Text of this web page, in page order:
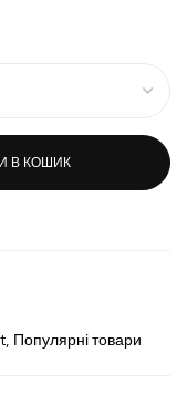
В КОШИК
Популярні товари